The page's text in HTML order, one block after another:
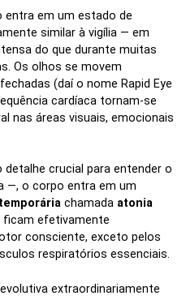
entra em um estado de
similar à vigília — em
do que durante muitas
Os olhos se movem
(daí o nome Rapid Eye
cardíaca tornam-se
nas áreas visuais, emocionais
crucial para entender o
—, o corpo entra em um
chamada atonia
ficam efetivamente
consciente, exceto pelos
respiratórios essenciais.
extraordinariamente